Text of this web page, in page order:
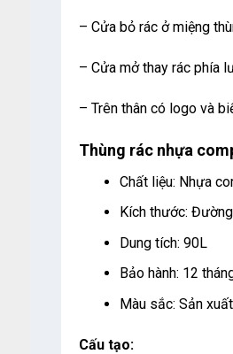
– Cửa bỏ rác ở miệng
– Cửa mở thay rác phía
– Trên thân có logo và
Thùng rác nhựa
Chất liệu: Nhựa
Kích thước:
Dung tích: 90L
Bảo hành: 12
Màu sắc: Sản
Cấu tạo: